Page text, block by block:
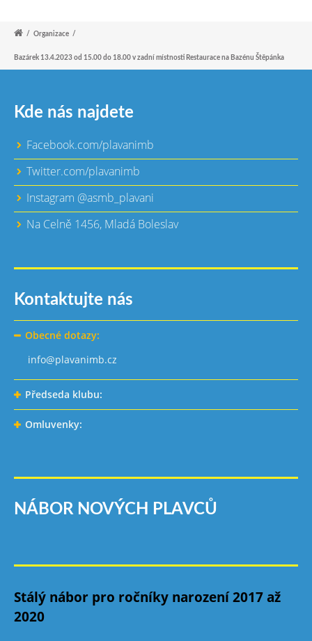
/ Organizace /
Bazárek 13.4.2023 od 15.00 do 18.00 v zadní místnosti Restaurace na Bazénu Štěpánka
Kde nás najdete
Facebook.com/plavanimb
Twitter.com/plavanimb
Instagram @asmb_plavani
Na Celně 1456, Mladá Boleslav
Kontaktujte nás
Obecné dotazy:
info@plavanimb.cz
Předseda klubu:
Omluvenky:
NÁBOR NOVÝCH PLAVCŮ
Stálý nábor pro ročníky narození 2017 až
2020